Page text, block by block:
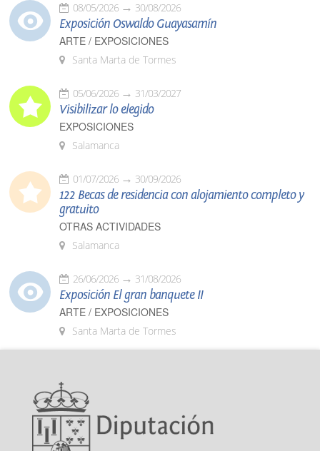
08/05/2026 30/08/2026
Exposición Oswaldo Guayasamín
ARTE / EXPOSICIONES
Santa Marta de Tormes
05/06/2026 31/03/2027
Visibilizar lo elegido
EXPOSICIONES
Salamanca
01/07/2026 30/09/2026
122 Becas de residencia con alojamiento completo y
gratuito
OTRAS ACTIVIDADES
Salamanca
26/06/2026 31/08/2026
Exposición El gran banquete II
ARTE / EXPOSICIONES
Santa Marta de Tormes